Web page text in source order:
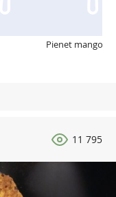
Pienet
11 795